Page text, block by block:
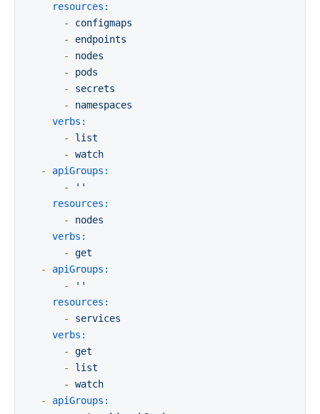
resources:
-
configmaps
-
endpoints
-
nodes
-
pods
-
secrets
-
namespaces
verbs:
-
list
-
watch
-
apiGroups:
-
''
resources:
-
nodes
verbs:
-
get
-
apiGroups:
-
''
resources:
-
services
verbs:
-
get
-
list
-
watch
-
apiGroups: